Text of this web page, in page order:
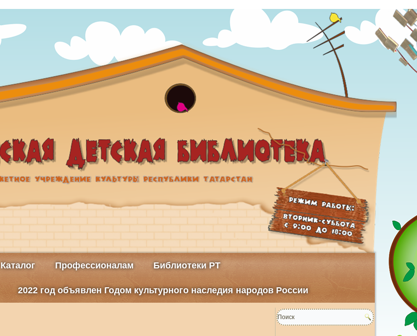
Каталог Профессионалам Библиотеки РТ
2022 год объявлен Годом культурного наследия народов России